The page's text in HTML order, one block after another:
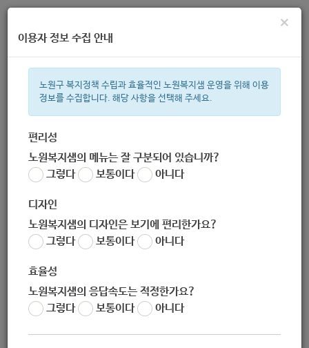
주간 인기검색어
한눈으로 보는 복지 정보
×
이용자 정보 수집 안내
노원구 복지정책 수립과 효율적인 노원복지샘 운영을 위해 이용
정보를 수집합니다. 해당 사항을 선택해 주세요.
편리성
노원복지샘의 메뉴는 잘 구분되어 있습니까?
그렇다
보통이다 아니다
디자인
노원복지샘의 디자인은 보기에 편리한가요?
그렇다
보통이다 아니다
효율성
노원복지샘의 응답속도는 적정한가요?
그렇다
보통이다 아니다
노원구청 장애인복지과
담당 복지 서비스